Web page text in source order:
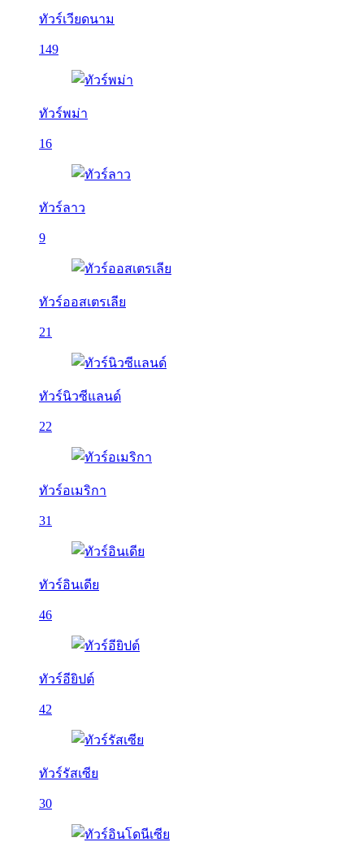
ทัวร์เวียดนาม
149
ทัวร์พม่า
16
ทัวร์ลาว
9
ทัวร์ออสเตรเลีย
21
ทัวร์นิวซีแลนด์
22
ทัวร์อเมริกา
31
ทัวร์อินเดีย
46
ทัวร์อียิปต์
42
ทัวร์รัสเซีย
30